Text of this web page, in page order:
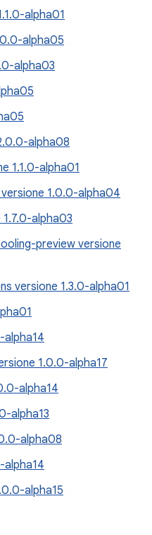
alpha01
alpha05
alpha03
alpha08
1.1.0-alpha01
1.0.0-alpha04
alpha03
preview versione
versione 1.3.0-alpha01
1.0.0-alpha17
alpha14
alpha13
alpha08
alpha14
alpha15